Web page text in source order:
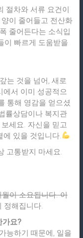
절차와 서류 요건이
이 줄어들고 전산화
줄어든다는 소식입
이 빠르게 도움받을
는 것을 넘어, 새로
에서 이미 성공적으
통해 영감을 얻으셨
률상담이나 복지관
세요. 자신을 믿고
있을 것입니다.
고통받지 마세요.
월이 소요됩니다. 이
정해집니다.
가요?
능하기 때문에, 일을